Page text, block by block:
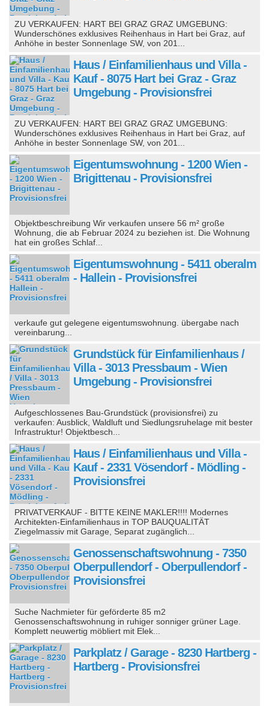
ZU VERKAUFEN: HART BEI GRAZ GRAZ UMGEBUNG:
Wunderschönes exklusives Reihenhaus in Hart bei Graz, auf
Anhöhe in bester Sonnenlage SW, von 201...
Haus / Einfamilienhaus und Villa -
Kauf - 8075 Hart bei Graz - Graz
Umgebung - Provisionsfrei
ZU VERKAUFEN: HART BEI GRAZ GRAZ UMGEBUNG:
Wunderschönes exklusives Reihenhaus in Hart bei Graz, auf
Anhöhe in bester Sonnenlage SW, von 201...
Eigentumswohnung - 1200 Wien -
Brigittenau - Provisionsfrei
Objektbeschreibung Wir verkaufen unsere 56 m² große
Wohnung, die ab Februar 2024 zu beziehen ist. Die Wohnung
hat ein großes Schlaf...
Eigentumswohnung - 5411 oberalm
- Hallein - Provisionsfrei
verkaufe gut gelegene eigentumswohnung. übergabe nach
vereinbarung...
Grundstück für Einfamilienhaus /
Villa - 3013 Pressbaum - Wien
Umgebung - Provisionsfrei
Aufgeschlossenes Bau-Grundstück (provisionsfrei) zu
verkaufen: Ausblick, Waldluft und Siedlungsruhelage mit bester
Infrastruktur! Objektbesch...
Haus / Einfamilienhaus und Villa -
Kauf - 2331 Vösendorf - Mödling -
Provisionsfrei
PRIVATVERKAUF - BITTE KEINE MAKLER!!!! Modernes
Architekten-Einfamilienhaus in TOP BAUQUALITÄT
Ziegelmassiv mit Garage, Separat zugänglich...
Genossenschaftswohnung - 7350
Oberpullendorf - Oberpullendorf -
Provisionsfrei
Suche Nachmieter für geförderte 85 m2
Genossenschaftswohnung in ruhiger sonniger grüner Lage.
Komplett neuwertig möbliert mit Elek...
Parkplatz / Garage - 8230 Hartberg -
Hartberg - Provisionsfrei